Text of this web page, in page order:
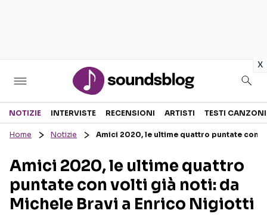
x
Sezioni
RECENSIONI MUSICALI
INTERVISTE
GOSSIP E CURIOSITÀ
TESTI CANZONI
TOUR ED EVENTI
TALENT SHOW
NOTIZIE INTERVISTE RECENSIONI ARTISTI TESTI CANZONI
Home Notizie Amici 2020, le ultime quattro puntate con
Amici 2020, le ultime quattro
puntate con volti già noti: da
Michele Bravi a Enrico Nigiotti